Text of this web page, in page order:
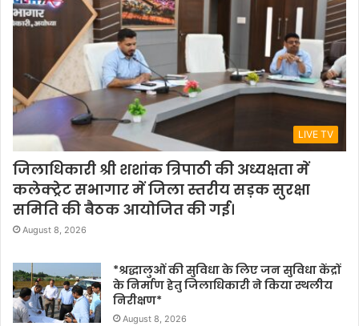
LIVE TV
जिलाधिकारी श्री शशांक त्रिपाठी की अध्यक्षता में
कलेक्ट्रेट सभागार में जिला स्तरीय सड़क सुरक्षा
समिति की बैठक आयोजित की गई।
August 8, 2026
*श्रद्धालुओं की सुविधा के लिए जन सुविधा केंद्रों
के निर्माण हेतु जिलाधिकारी ने किया स्थलीय
निरीक्षण*
August 8, 2026